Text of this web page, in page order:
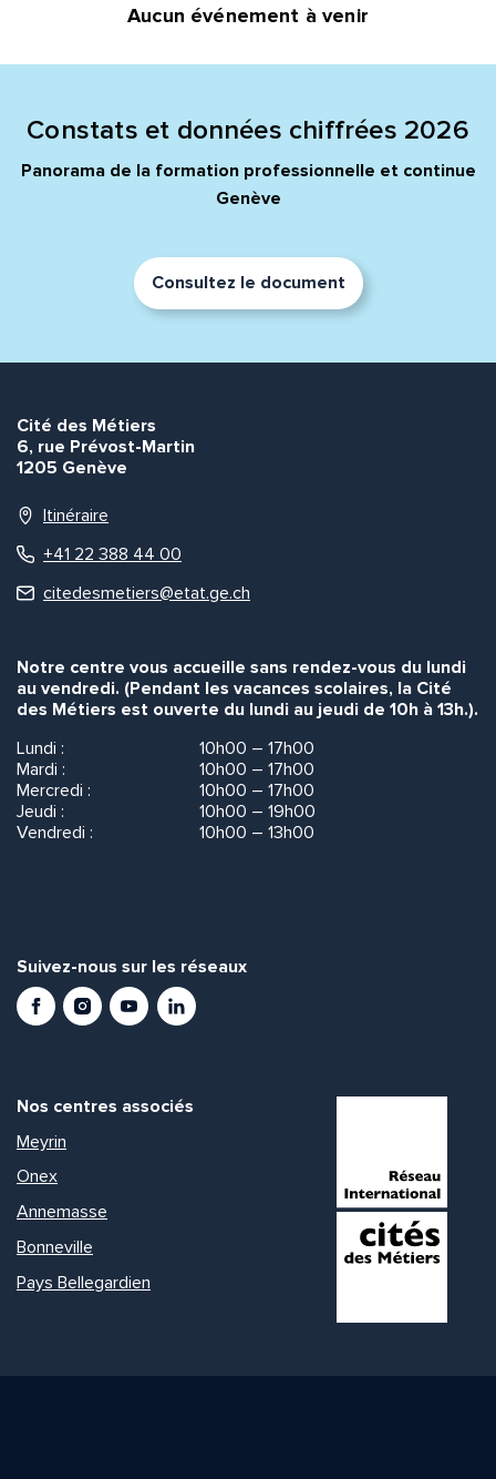
Aucun événement à venir
Constats et données chiffrées 2026
Panorama de la formation professionnelle et continue
Genève
Consultez le document
Cité des Métiers
6, rue Prévost-Martin
1205 Genève
Itinéraire
+41 22 388 44 00
citedesmetiers@etat.ge.ch
Notre centre vous accueille sans rendez-vous du lundi
au vendredi. (Pendant les vacances scolaires, la Cité
des Métiers est ouverte du lundi au jeudi de 10h à 13h.).
Lundi :
10h00 – 17h00
Mardi :
10h00 – 17h00
Mercredi :
10h00 – 17h00
Jeudi :
10h00 – 19h00
Vendredi :
10h00 – 13h00
Suivez-nous sur les réseaux
FacebookInstagramYoutubeLinkedIn
Nos centres associés
Meyrin
Onex
Annemasse
Bonneville
Pays Bellegardien
Prénom et nom*